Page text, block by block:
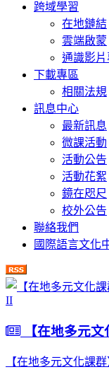
跨域學習
在地鏈結
雲端啟蒙
通識影片
下載專區
相關法規
訊息中心
最新訊息
微課活動
活動公告
活動花絮
鏡在咫尺
校外公告
聯絡我們
國際語言文化
【在地多元文化課
【在地多元文化課